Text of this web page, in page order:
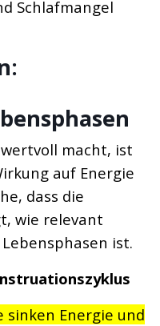
Schlafmangel
macht, ist
auf Energie
dass die
wie relevant
ist.
Energie und